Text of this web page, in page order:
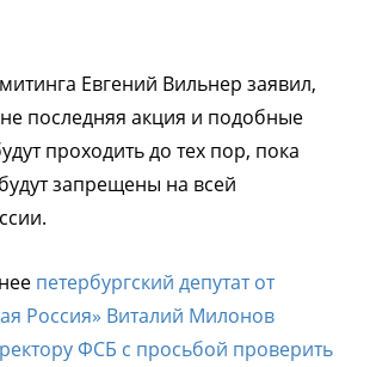
Евгений Вильнер заявил,
не последняя акция и подобные
проходить до тех пор, пока
запрещены на всей
петербургский депутат от
Россия» Виталий Милонов
ФСБ с просьбой проверить